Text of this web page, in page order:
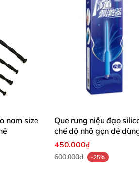
đeo dương vật inox xuyên niệu
dung dịch muối y tế, cồn hoặc
niệu đạo (Tham khảo hình dưới)
nam size
Que rung niệu đạo
chế độ nhỏ gọn dễ
450.000₫
600.000₫ -25%